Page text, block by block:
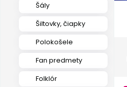
Šály
Šiltovky, čiapky
Polokošele
Fan predmety
Folklór